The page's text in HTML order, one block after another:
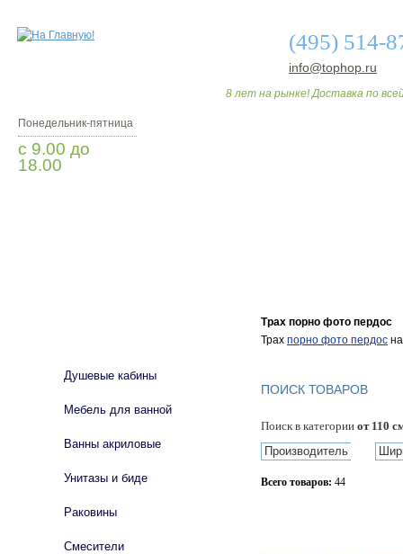
(495) 514-
info@tophop.ru
8 лет на рынке! Доставка по
Понедельник-пятница
с 9.00 до
18.00
Трах порно фото пердос
Трах порно фото пердос
ПОИСК ТОВАРОВ
Поиск в категории от 110
Производитель
Всего товаров: 44
Душевые кабины
Мебель для ванной
Ванны акриловые
Унитазы и биде
Раковины
Смесители